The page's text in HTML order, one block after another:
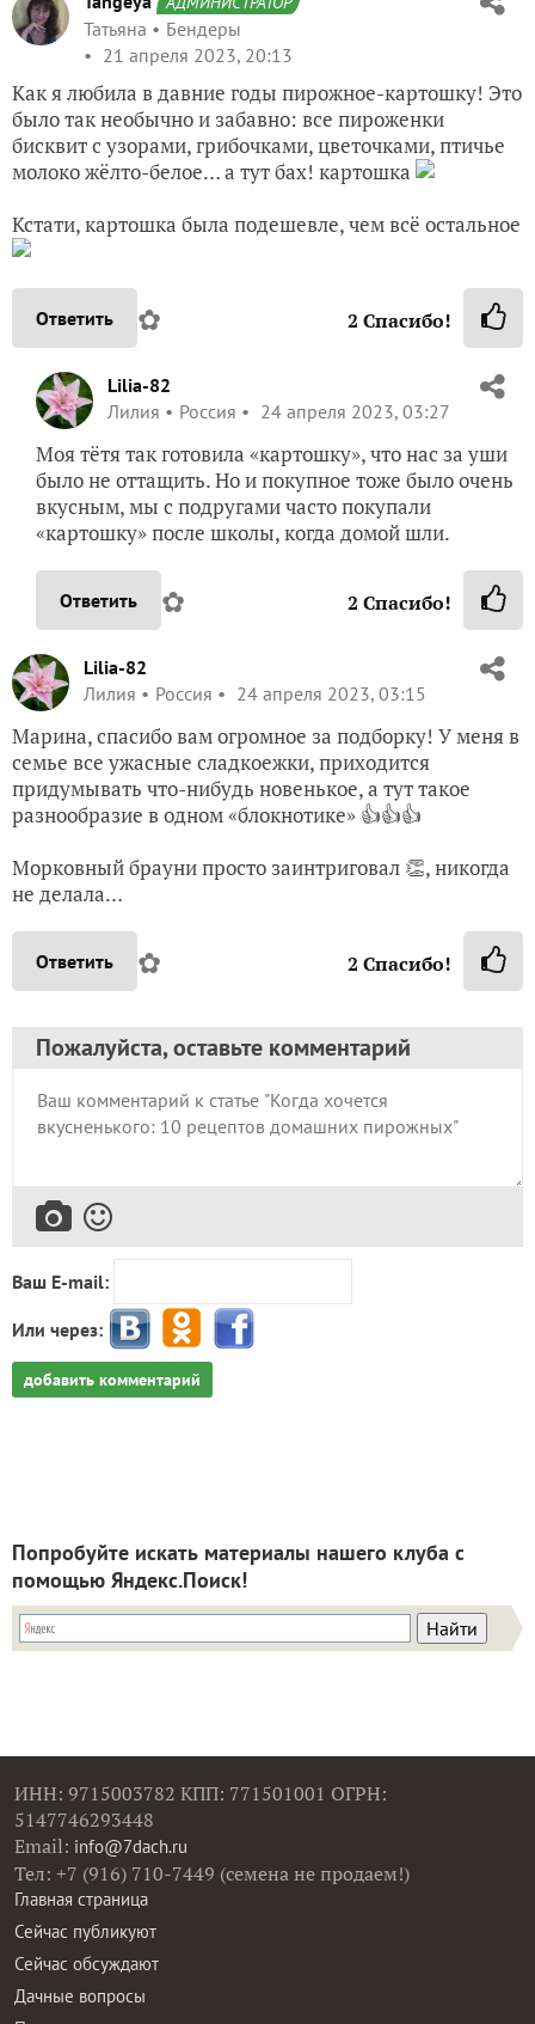
Татьяна
Бендеры
21 апреля 2023, 20:13
Как я любила в давние годы пирожное-картошку! Это
было так необычно и забавно: все пироженки
бисквит с узорами, грибочками, цветочками, птичье
молоко жёлто-белое… а тут бах! картошка
Кстати, картошка была подешевле, чем всё остальное
Ответить ✿ 2 Спасибо!
Lilia-82
Лилия
Россия 24 апреля 2023, 03:27
Моя тётя так готовила «картошку», что нас за уши
было не оттащить. Но и покупное тоже было очень
вкусным, мы с подругами часто покупали
«картошку» после школы, когда домой шли.
Ответить ✿ 2 Спасибо!
Lilia-82
Лилия
Россия 24 апреля 2023, 03:15
Марина, спасибо вам огромное за подборку! У меня в
семье все ужасные сладкоежки, приходится
придумывать что-нибудь новенькое, а тут такое
разнообразие в одном «блокнотике» 👍👍👍
Морковный брауни просто заинтриговал 👏, никогда
не делала…
Ответить ✿ 2 Спасибо!
Пожалуйста, оставьте комментарий
Ваш E-mail:
Или через:
добавить комментарий
Попробуйте искать материалы нашего клуба с
помощью Яндекс.Поиск!
ИНН: 9715003782 КПП: 771501001 ОГРН:
5147746293448
Email: info@7dach.ru
Тел: +7 (916) 710-7449 (семена не продаем!)
Главная страница
Сейчас публикуют
Сейчас обсуждают
Дачные вопросы